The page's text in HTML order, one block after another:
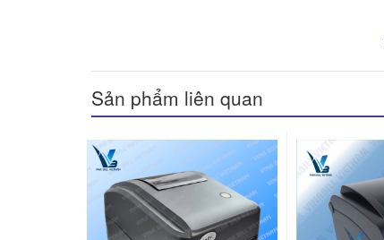
Sản phẩm liên quan